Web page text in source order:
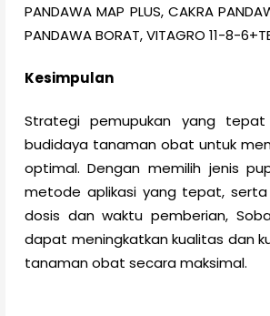
PANDAWA MAP PLUS, CAKRA
PANDAWA BORAT, VITAGRO 11-8-
Kesimpulan
Strategi pemupukan yang
budidaya tanaman obat untuk
optimal. Dengan memilih jenis
metode aplikasi yang tepat,
dosis dan waktu pemberian,
dapat meningkatkan kualitas dan
tanaman obat secara maksimal.